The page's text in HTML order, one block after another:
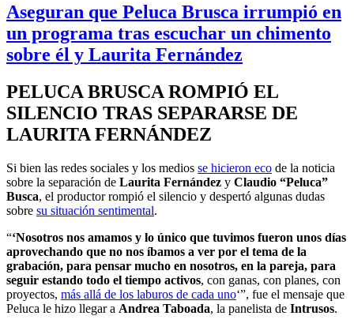
Aseguran que Peluca Brusca irrumpió en
un programa tras escuchar un chimento
sobre él y Laurita Fernández
PELUCA BRUSCA ROMPIÓ EL
SILENCIO TRAS SEPARARSE DE
LAURITA FERNÁNDEZ
Si bien las redes sociales y los medios se hicieron eco de la noticia
sobre la separación de Laurita Fernández y Claudio “Peluca”
Busca, el productor rompió el silencio y despertó algunas dudas
sobre su situación sentimental.
“‘Nosotros nos amamos y lo único que tuvimos fueron unos días
aprovechando que no nos íbamos a ver por el tema de la
grabación, para pensar mucho en nosotros, en la pareja, para
seguir estando todo el tiempo activos, con ganas, con planes, con
proyectos, más allá de los laburos de cada uno‘”, fue el mensaje que
Peluca le hizo llegar a Andrea Taboada, la panelista de Intrusos.